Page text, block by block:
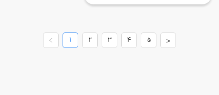
1 2 3 4 5 >